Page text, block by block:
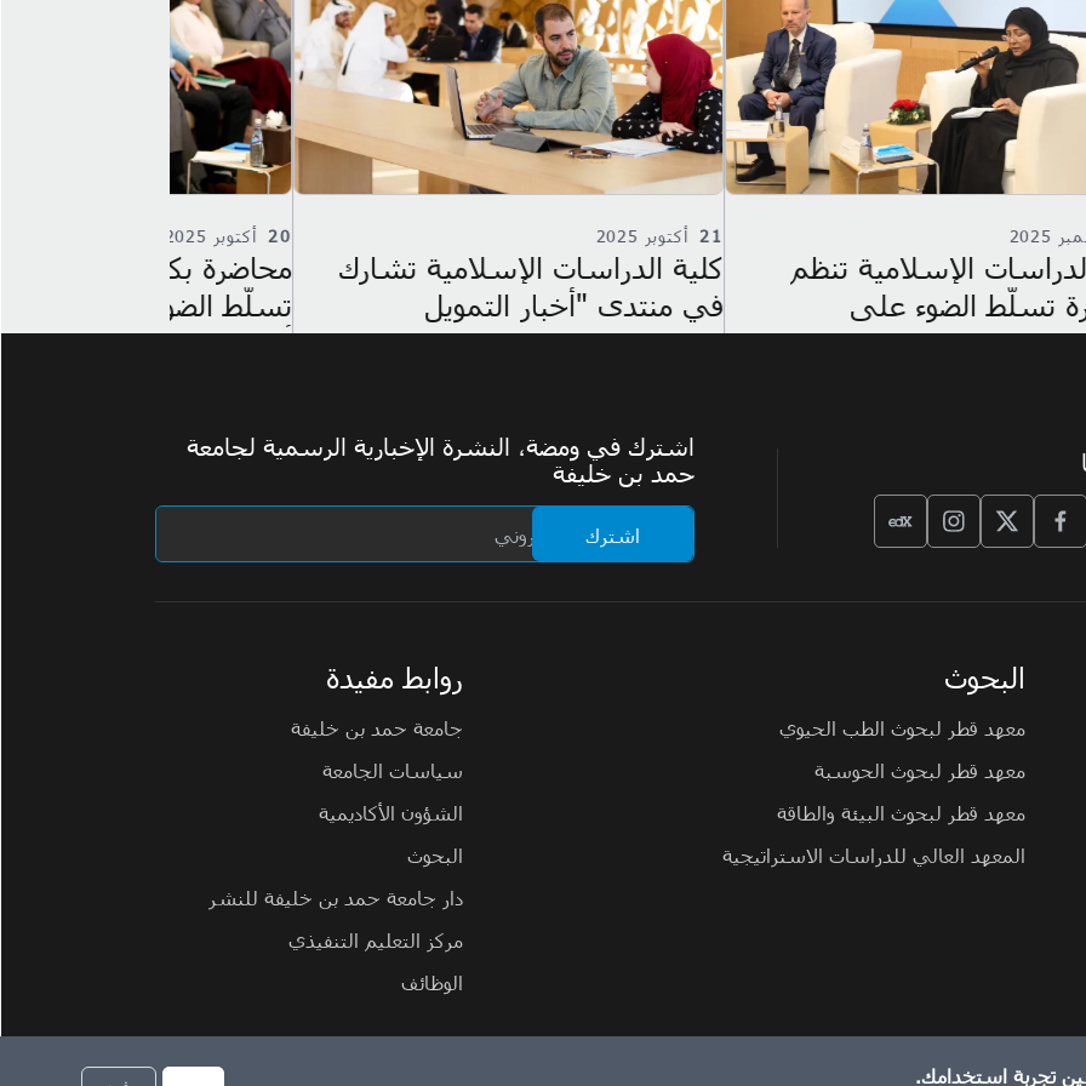
كلية الدراسات الإسلامية تشارك
في منتدى "أخبار التمويل
الإسلامي" في قطر
21
محاضرة بكلية الدراسات الإسلامية
تسلّط الضوء على تنوع الأدبيات في
أخلاقيات الذكاء الاصطناعي
بيغوفيتش
اشترك في ومضة، النشرة الإخبارية الرسمية لجامعة
حمد بن خليفة
البحوث
معهد قطر لبحوث الطب الحيوي
معهد قطر لبحوث الحوسبة
معهد قطر لبحوث البيئة والطاقة
المعهد العالي للدراسات الاستراتيجية
روابط مفيدة
جامعة حمد بن خليفة
سياسات الجامعة
الشؤون الأكاديمية
البحوث
دار جامعة حمد بن خليفة للنشر
مركز التعليم التنفيذي
الوظائف
تجربة استخدامك.